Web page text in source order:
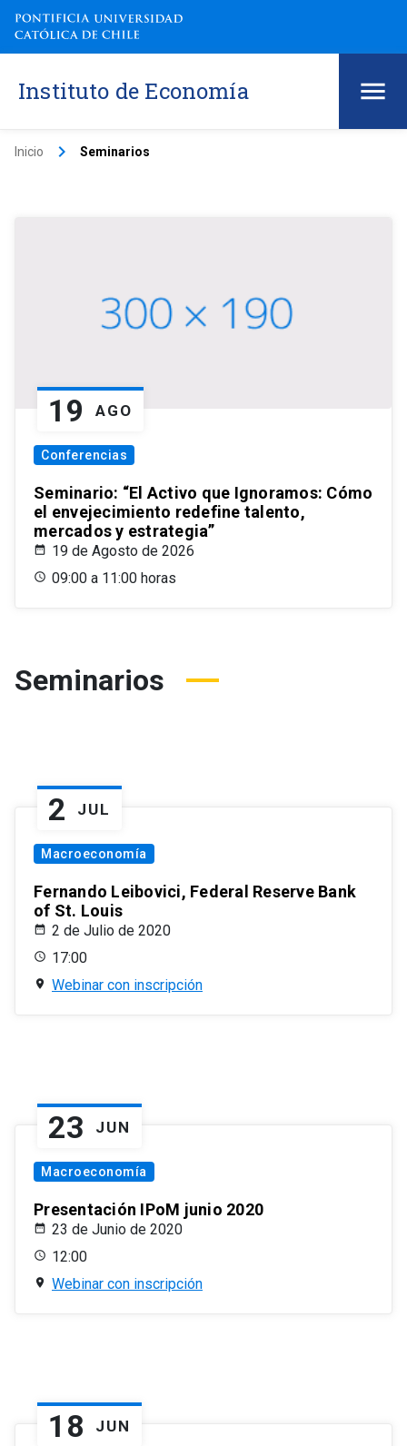
Instituto de Economía
Inicio keyboard_arrow_right Seminarios
19 AGO
Conferencias
Seminario: “El Activo que Ignoramos: Cómo
el envejecimiento redefine talento,
mercados y estrategia”
19 de Agosto de 2026
09:00 a 11:00 horas
Seminarios
2 JUL
Macroeconomía
Fernando Leibovici, Federal Reserve Bank
of St. Louis
2 de Julio de 2020
17:00
Webinar con inscripción
23 JUN
Macroeconomía
Presentación IPoM junio 2020
23 de Junio de 2020
12:00
Webinar con inscripción
18 JUN